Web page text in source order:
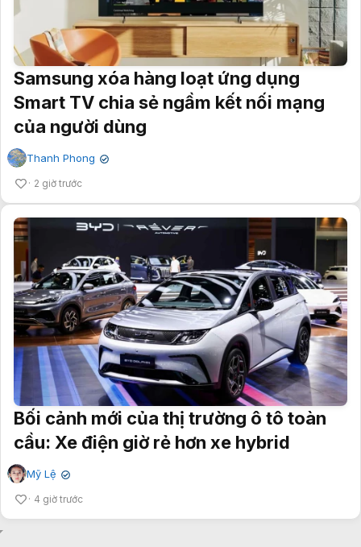
Samsung xóa hàng loạt ứng dụng
Smart TV chia sẻ ngầm kết nối mạng
của người dùng
Thanh Phong ✔
2 giờ trước
Bối cảnh mới của thị trường ô tô toàn
cầu: Xe điện giờ rẻ hơn xe hybrid
Mỹ Lệ ✔
4 giờ trước